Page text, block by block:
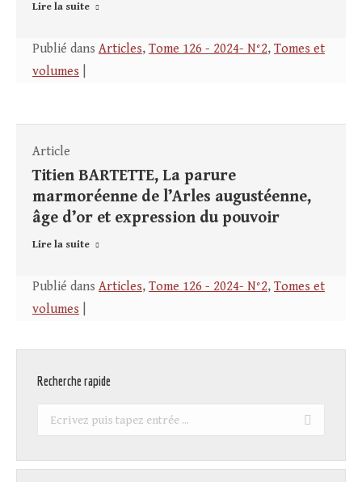
Lire la suite
Publié dans Articles, Tome 126 - 2024- N°2, Tomes et
volumes
Article
Titien BARTETTE, La parure
marmoréenne de l’Arles augustéenne,
âge d’or et expression du pouvoir
Lire la suite
Publié dans Articles, Tome 126 - 2024- N°2, Tomes et
volumes
Recherche rapide
Recherche